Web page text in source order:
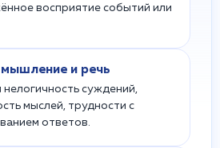
восприятие событий или
мышление и речь
нелогичность суждений,
мыслей, трудности с
ответов.